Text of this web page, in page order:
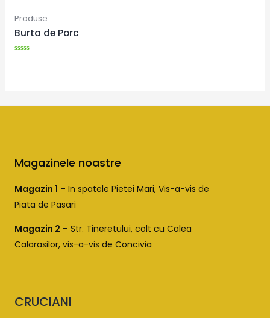
Produse
Burta de Porc
Magazinele noastre
Magazin 1 – In spatele Pietei Mari, Vis-a-vis de
Piata de Pasari
Magazin 2 – Str. Tineretului, colt cu Calea
Calarasilor, vis-a-vis de Concivia
CRUCIANI